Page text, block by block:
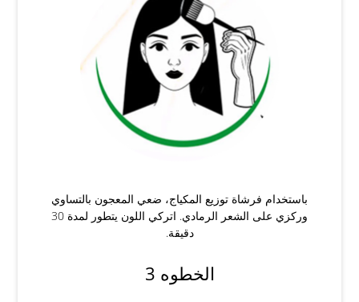
باستخدام فرشاة توزيع المكياج، ضعي المعجون بالتساوي
وركزي على الشعر الرمادي. اتركي اللون يتطور لمدة 30
دقيقة.
الخطوه 3